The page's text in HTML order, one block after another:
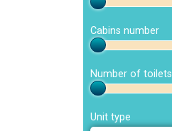
Cabins number
Number of toilets
Unit type